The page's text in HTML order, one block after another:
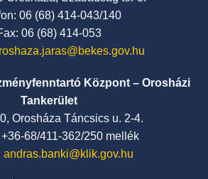
06 (68) 414-043/140
06 (68) 414-053
Központ – Orosházi
Tankerület
Orosháza Táncsics u. 2-4.
68/411-362/250 mellék
andras.banki@klik.gov.hu